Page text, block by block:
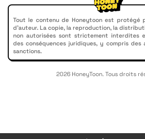
Tout le contenu de Honeytoon est protégé
d'auteur. La copie, la reproduction, la
non autorisées sont strictement interdites
des conséquences juridiques, y compris des
sanctions.
2026 HoneyToon. Tous droits